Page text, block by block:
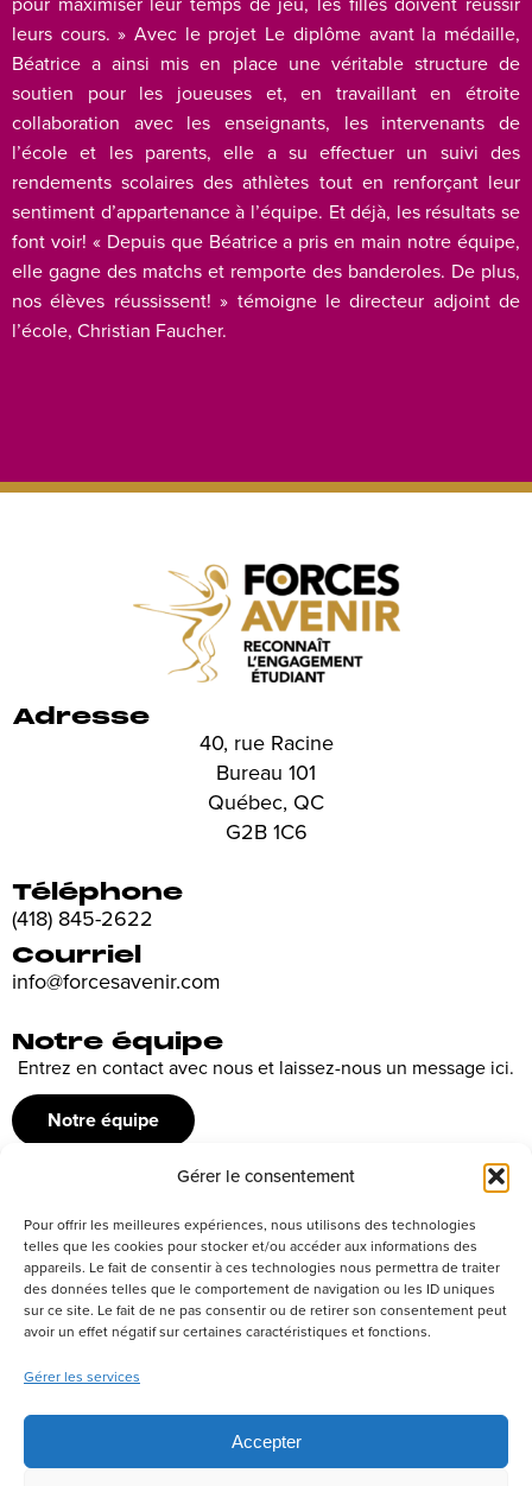
Gérer le consentement
Pour offrir les meilleures expériences, nous utilisons des technologies
telles que les cookies pour stocker et/ou accéder aux informations des
appareils. Le fait de consentir à ces technologies nous permettra de traiter
des données telles que le comportement de navigation ou les ID uniques
sur ce site. Le fait de ne pas consentir ou de retirer son consentement peut
avoir un effet négatif sur certaines caractéristiques et fonctions.
Gérer les services
Accepter
leurs cours. » Avec le projet Le diplôme avant la médaille,
Béatrice a ainsi mis en place une véritable structure de
soutien pour les joueuses et, en travaillant en étroite
collaboration avec les enseignants, les intervenants de
l’école et les parents, elle a su effectuer un suivi des
rendements scolaires des athlètes tout en renforçant leur
sentiment d’appartenance à l’équipe. Et déjà, les résultats se
font voir! « Depuis que Béatrice a pris en main notre équipe,
elle gagne des matchs et remporte des banderoles. De plus,
nos élèves réussissent! » témoigne le directeur adjoint de
l’école, Christian Faucher.
Adresse
40, rue Racine
Bureau 101
Québec, QC
G2B 1C6
Téléphone
(418) 845-2622
Courriel
info@forcesavenir.com
Notre équipe
Entrez en contact avec nous et laissez-nous un message ici.
Notre équipe
Recrutement
Découvrez nos offres d’emploi ou envoyez votre candidature
spontanée
Postuler